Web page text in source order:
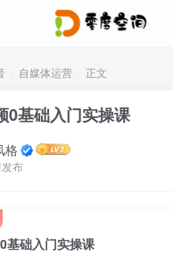
自媒体运营 正文
0基础入门实操课
格
布
基础入门实操课